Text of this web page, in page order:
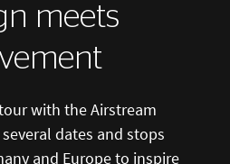
meets
with the Airstream
dates and stops
and Europe to inspire